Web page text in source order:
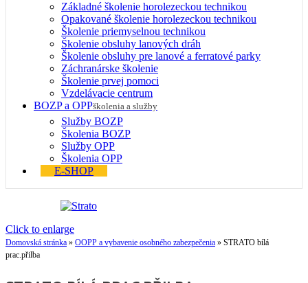
Základné školenie horolezeckou technikou
Opakované školenie horolezeckou technikou
Školenie priemyselnou technikou
Školenie obsluhy lanových dráh
Školenie obsluhy pre lanové a ferratové parky
Záchranárske školenie
Školenie prvej pomoci
Vzdelávacie centrum
BOZP a OPPškolenia a služby
Služby BOZP
Školenia BOZP
Služby OPP
Školenia OPP
E-SHOP
Click to enlarge
Domovská stránka » OOPP a vybavenie osobného zabezpečenia » STRATO bílá
prac.přilba